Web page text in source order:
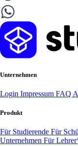
Unternehmen
Login Impressum FAQ
Produkt
Für Studierende Für
Unternehmen Für